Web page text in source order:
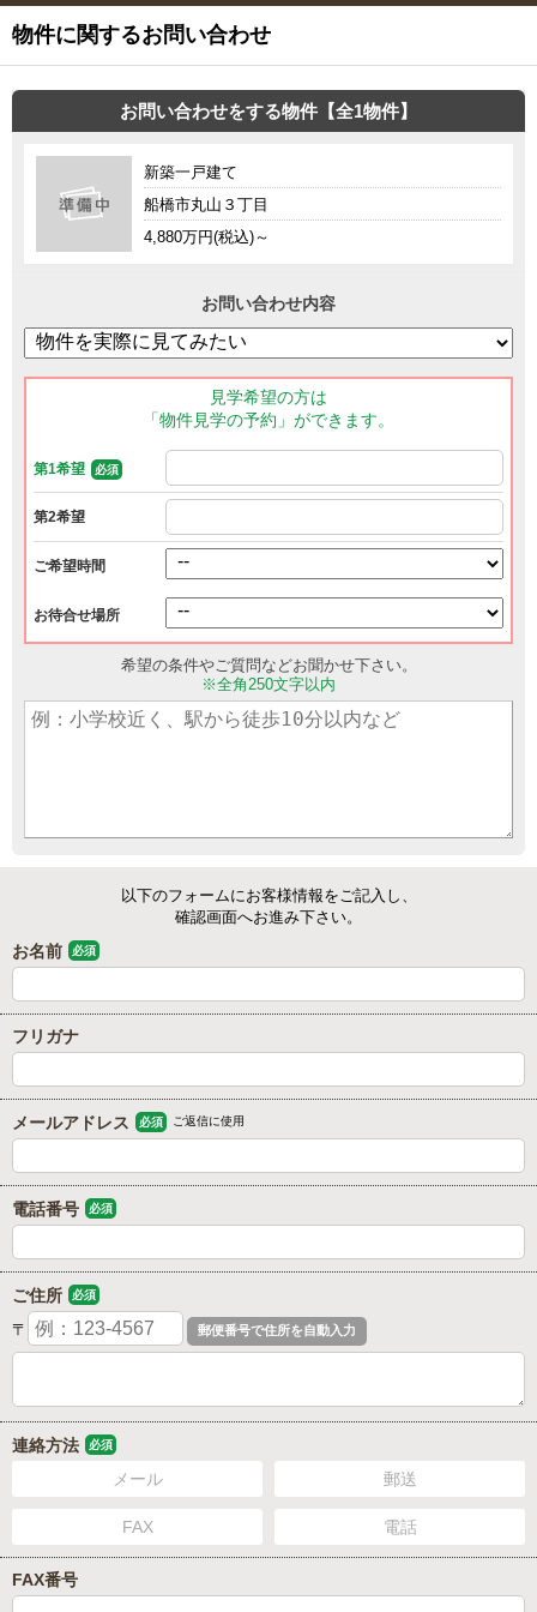
物件に関するお問い合わせ
お問い合わせをする物件【全1物件】
新築一戸建て
船橋市丸山３丁目
4,880万円(税込)～
お問い合わせ内容
見学希望の方は
「物件見学の予約」ができます。
第1希望 必須
第2希望
ご希望時間
お待合せ場所
希望の条件やご質問などお聞かせ下さい。
※全角250文字以内
以下のフォームにお客様情報をご記入し、
確認画面へお進み下さい。
お名前 必須
フリガナ
メールアドレス 必須 ご返信に使用
電話番号 必須
ご住所 必須
〒
連絡方法 必須
メール 郵送
FAX 電話
FAX番号